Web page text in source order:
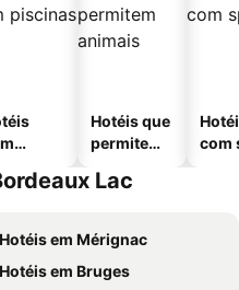
Hotéis que
permitem
com
Lac
Hotéis em Mérignac
Hotéis em Bruges